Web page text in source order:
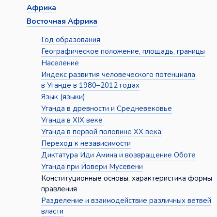
Африка
Восточная Африка
Год образования
Географическое положение, площадь, границы
Население
Индекс развития человеческого потенциала
в Уганде в 1980–2012 годах
Язык (языки)
Уганда в древности и Средневековье
Уганда в XIX веке
Уганда в первой половине XX века
Переход к независимости
Диктатура Иди Амина и возвращение Оботе
Уганда при Йовери Мусевени
Конституционные основы, характеристика формы
правления
Разделение и взаимодействие различных ветвей
власти